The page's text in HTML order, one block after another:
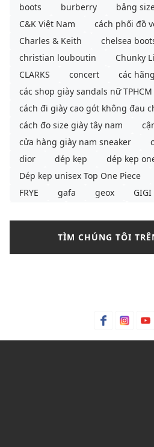
boots
burberry bảng
C&K Việt Nam
cách phối đồ
Charles & Keith
chelsea
christian louboutin
Chunky
CLARKS
concert
các
các shop giày sandals nữ TPHCM
cách đi giày cao gót không đau
cách đo size giày tây nam
cửa hàng giày nam sneaker
dior
dép kẹp
dép kẹp
Dép kẹp unisex Top One Piece
FRYE
gafa geox GIGI
giày búp bê pedro
giày búp
giày dép nữ
giày mlb
giày sandals nữ
TÌM CHÚNG TÔI